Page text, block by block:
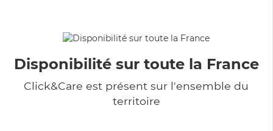
Disponibilité sur toute la France
Click&Care est présent sur l'ensemble du
territoire